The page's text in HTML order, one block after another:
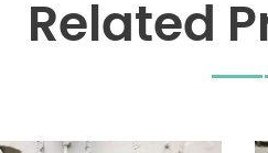
Related